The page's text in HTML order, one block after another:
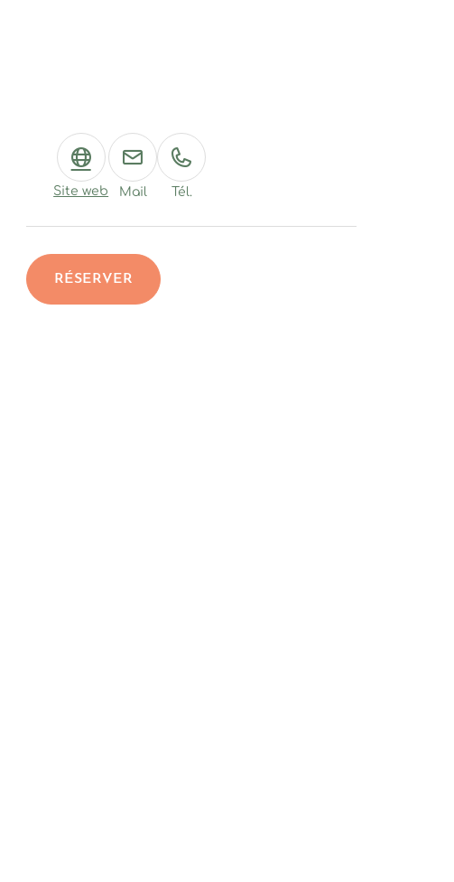
Site web Mail Tél.
RÉSERVER